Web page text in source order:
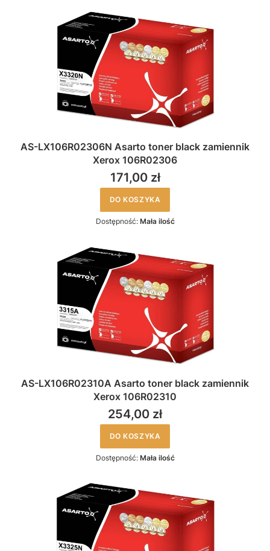
AS-LX106R02306N Asarto toner black zamiennik
Xerox 106R02306
171,00 zł
DO KOSZYKA
Dostępność: Mała ilość
AS-LX106R02310A Asarto toner black zamiennik
Xerox 106R02310
254,00 zł
DO KOSZYKA
Dostępność: Mała ilość